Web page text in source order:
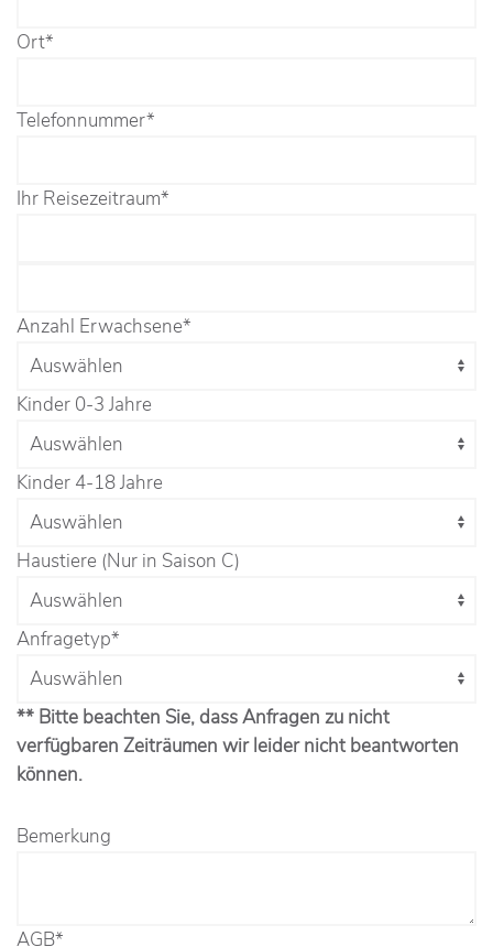
Ort*
Telefonnummer*
Ihr Reisezeitraum*
Anzahl Erwachsene*
Kinder 0-3 Jahre
Kinder 4-18 Jahre
Haustiere (Nur in Saison C)
Anfragetyp*
** Bitte beachten Sie, dass Anfragen zu nicht
verfügbaren Zeiträumen wir leider nicht beantworten
können.
Bemerkung
AGB*